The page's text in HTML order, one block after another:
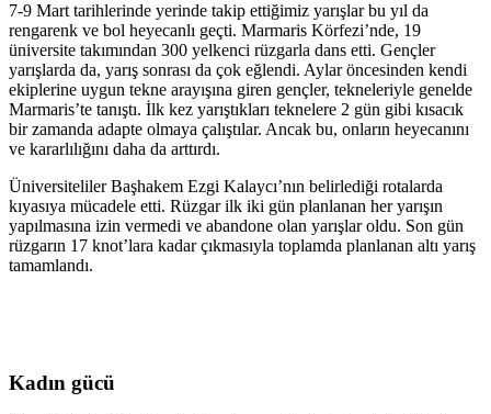
7-9 Mart tarihlerinde yerinde takip ettiğimiz yarışlar bu yıl da
rengarenk ve bol heyecanlı geçti. Marmaris Körfezi’nde, 19
üniversite takımından 300 yelkenci rüzgarla dans etti. Gençler
yarışlarda da, yarış sonrası da çok eğlendi. Aylar öncesinden kendi
ekiplerine uygun tekne arayışına giren gençler, tekneleriyle genelde
Marmaris’te tanıştı. İlk kez yarıştıkları teknelere 2 gün gibi kısacık
bir zamanda adapte olmaya çalıştılar. Ancak bu, onların heyecanını
ve kararlılığını daha da arttırdı.
Üniversiteliler Başhakem Ezgi Kalaycı’nın belirlediği rotalarda
kıyasıya mücadele etti. Rüzgar ilk iki gün planlanan her yarışın
yapılmasına izin vermedi ve abandone olan yarışlar oldu. Son gün
rüzgarın 17 knot’lara kadar çıkmasıyla toplamda planlanan altı yarış
tamamlandı.
Kadın gücü